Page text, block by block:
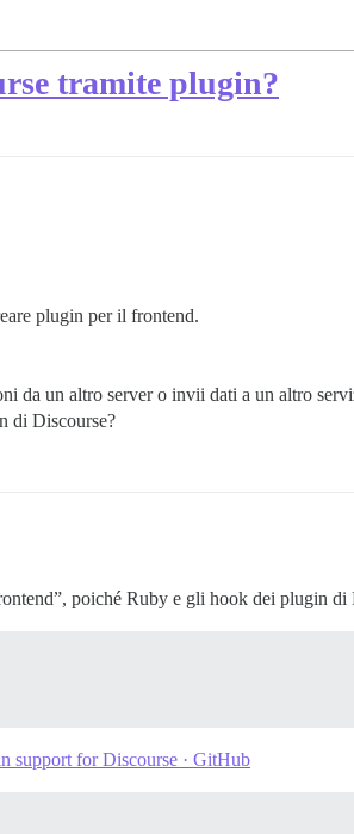
tramite plugin?
plugin per il frontend.
da un altro server o invii dati a un altro
di Discourse?
poiché Ruby e gli hook dei plugin
support for Discourse · GitHub